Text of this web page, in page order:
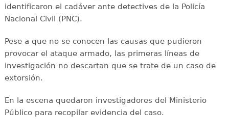
identificaron el cadáver ante detectives de la Policía
Nacional Civil (PNC).
Pese a que no se conocen las causas que pudieron
provocar el ataque armado, las primeras líneas de
investigación no descartan que se trate de un caso de
extorsión.
En la escena quedaron investigadores del Ministerio
Público para recopilar evidencia del caso.